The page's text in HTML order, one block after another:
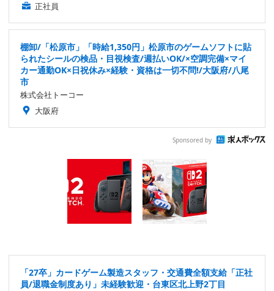
正社員
棚卸/「松原市」「時給1,350円」松原市のゲームソフトに貼
られたシールの検品・目視検査/週払いOK/×空調完備×マイ
カー通勤OK×日祝休み×経験・資格は一切不問!/大阪府/八尾
市
株式会社トーコー
大阪府
Sponsored by
「27卒」カードゲーム製造スタッフ・交通費全額支給「正社
員/退職金制度あり」未経験歓迎・台東区北上野2丁目